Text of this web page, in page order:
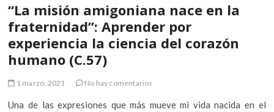
“La misión amigoniana nace en la
fraternidad”: Aprender por
experiencia la ciencia del corazón
humano (C.57)
1 marzo, 2021 No hay comentarios
Una de las expresiones que más mueve mi vida nacida en el